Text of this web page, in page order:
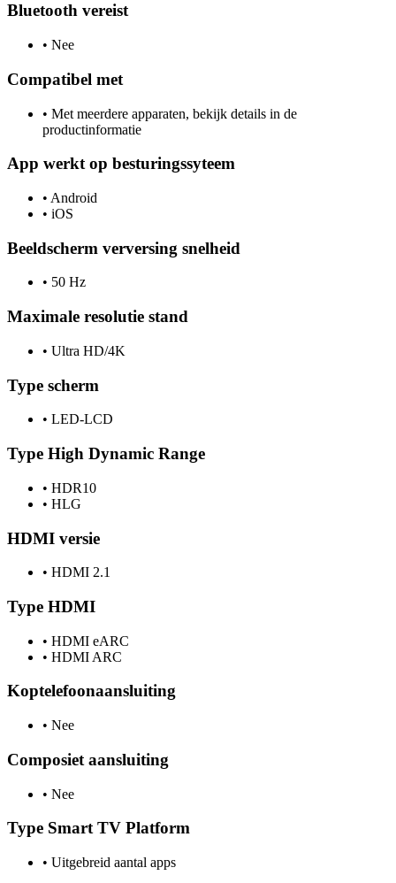
Bluetooth vereist
• Nee
Compatibel met
• Met meerdere apparaten, bekijk details in de
productinformatie
App werkt op besturingssyteem
• Android
• iOS
Beeldscherm verversing snelheid
• 50 Hz
Maximale resolutie stand
• Ultra HD/4K
Type scherm
• LED-LCD
Type High Dynamic Range
• HDR10
• HLG
HDMI versie
• HDMI 2.1
Type HDMI
• HDMI eARC
• HDMI ARC
Koptelefoonaansluiting
• Nee
Composiet aansluiting
• Nee
Type Smart TV Platform
• Uitgebreid aantal apps